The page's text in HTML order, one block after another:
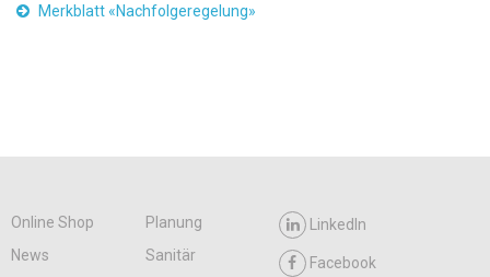
Merkblatt «Nachfolgeregelung»
Online Shop
Planung
News
Sanitär
LinkedIn
Facebook